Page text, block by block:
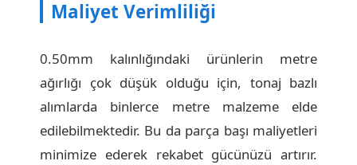
Maliyet Verimliliği
0.50mm kalınlığındaki ürünlerin metre
ağırlığı çok düşük olduğu için, tonaj bazlı
alımlarda binlerce metre malzeme elde
edilebilmektedir. Bu da parça başı maliyetleri
minimize ederek rekabet gücünüzü artırır.